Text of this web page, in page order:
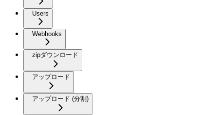
Users
Webhooks
zipダウンロード
アップロード
アップロード (分割)